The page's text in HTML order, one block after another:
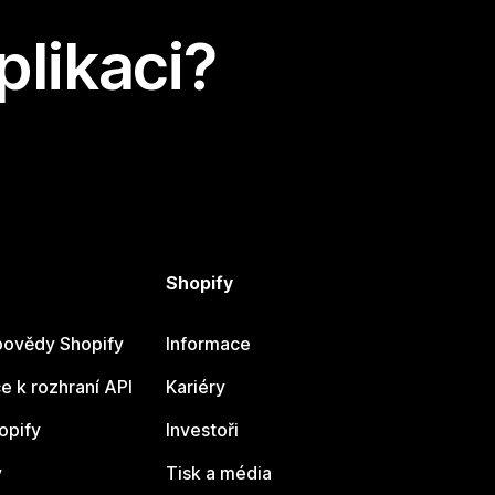
Shopify
k rozhraní API
Shopify
Informace
Kariéry
Investoři
Tisk a média